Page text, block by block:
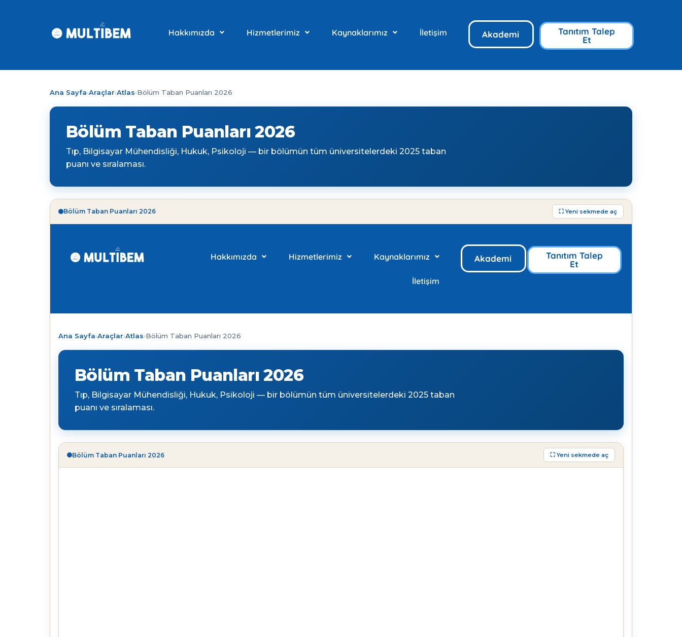
Hakkımızda Hizmetlerimiz Kaynaklarımız İletişim Akademi
Tanıtım Talep
Et
Ana Sayfa›Araçlar›Atlas›Bölüm Taban Puanları 2026
Bölüm Taban Puanları 2026
Tıp, Bilgisayar Mühendisliği, Hukuk, Psikoloji — bir bölümün tüm üniversitelerdeki 2025 taban
puanı ve sıralaması.
Bölüm Taban Puanları 2026 ⛶ Yeni sekmede aç